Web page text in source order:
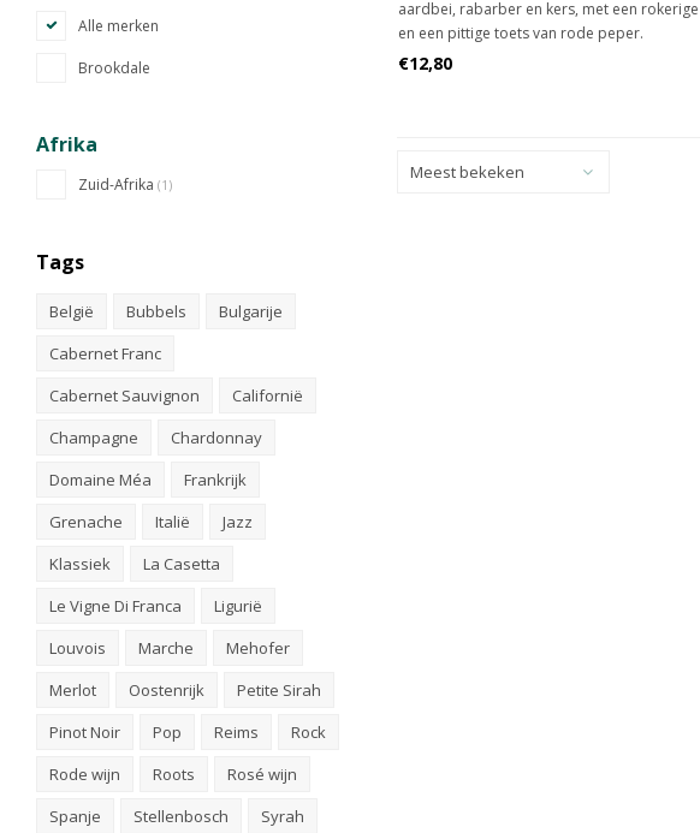
Alle merken
Brookdale
Afrika
Zuid-Afrika (1)
Tags
België Bubbels
Bulgarije
Cabernet Franc
Cabernet Sauvignon
Californië
Champagne
Chardonnay
Domaine Méa
Frankrijk
Grenache
Italië
Jazz
Klassiek
La Casetta
Le Vigne Di Franca
Ligurië
Louvois
Marche
Mehofer
Merlot
Oostenrijk
Petite Sirah
Pinot Noir
Pop Reims
Rock
Rode wijn
Roots
Rosé wijn
Spanje
Stellenbosch
Syrah
aardbei, rabarber en kers, met een
en een pittige toets van rode peper.
€12,80
Meest bekeken